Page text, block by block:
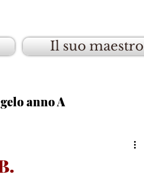
Il suo maestro
anno A